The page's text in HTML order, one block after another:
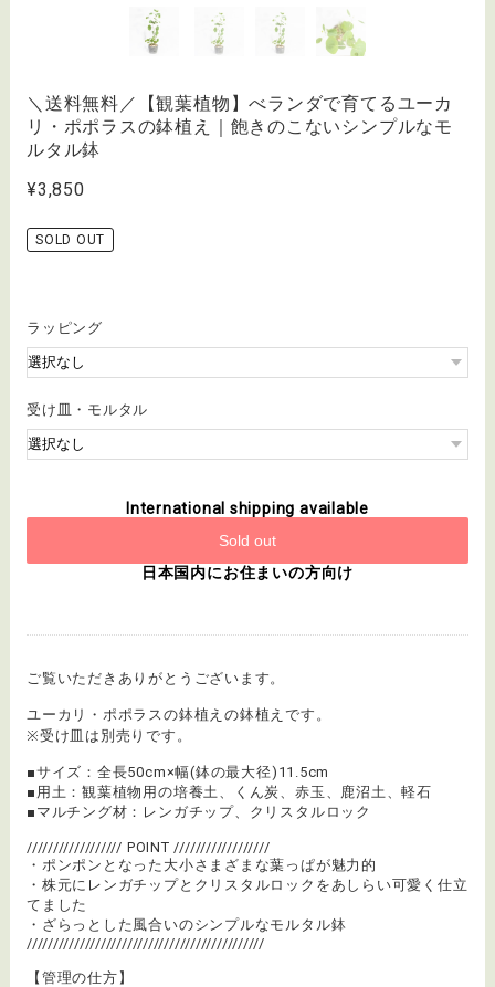
＼送料無料／【観葉植物】べランダで育てるユーカ
リ・ポポラスの鉢植え｜飽きのこないシンプルなモ
ルタル鉢
¥3,850
SOLD OUT
ラッピング
受け皿・モルタル
International shipping available
Sold out
日本国内にお住まいの方向け
ご覧いただきありがとうございます。
ユーカリ・ポポラスの鉢植えの鉢植えです。
※受け皿は別売りです。
■サイズ：全長50cm×幅(鉢の最大径)11.5cm
■用土：観葉植物用の培養土、くん炭、赤玉、鹿沼土、軽石
■マルチング材：レンガチップ、クリスタルロック
////////////////// POINT //////////////////
・ポンポンとなった大小さまざまな葉っぱが魅力的
・株元にレンガチップとクリスタルロックをあしらい可愛く仕立
てました
・ざらっとした風合いのシンプルなモルタル鉢
/////////////////////////////////////////////
【管理の仕方】